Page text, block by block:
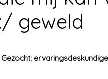
geweld
Gezocht: